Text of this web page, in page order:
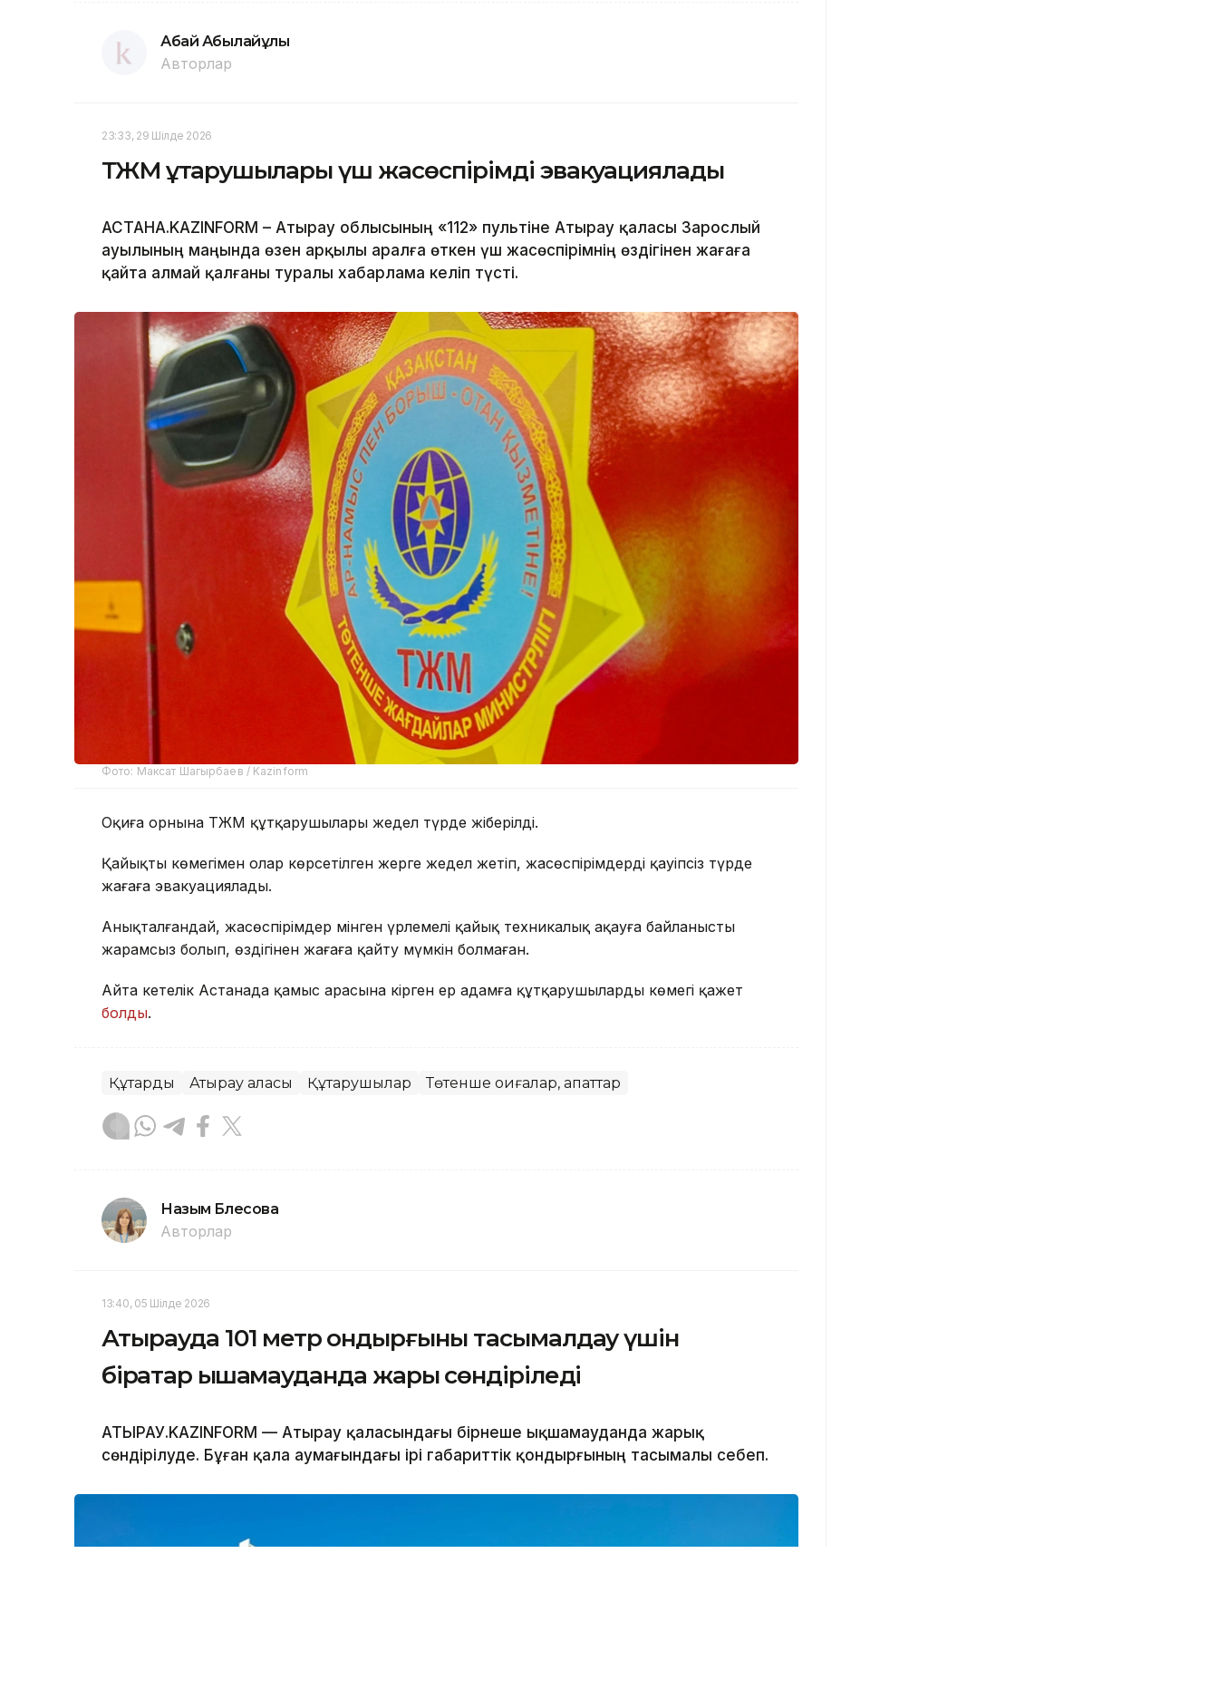
Абай Абылайұлы
Авторлар
23:33, 29 Шілде 2026
ТЖМ құтқарушылары үш жасөспірімді эвакуациялады
АСТАНА.KAZINFORM – Атырау облысының «112» пультіне Атырау қаласы Зарослый
ауылының маңында өзен арқылы аралға өткен үш жасөспірімнің өздігінен жағаға
қайта алмай қалғаны туралы хабарлама келіп түсті.
Фото: Максат Шагырбаев / Kazinform
Оқиға орнына ТЖМ құтқарушылары жедел түрде жіберілді.
Қайықтың көмегімен олар көрсетілген жерге жедел жетіп, жасөспірімдерді қауіпсіз түрде
жағаға эвакуациялады.
Анықталғандай, жасөспірімдер мінген үрлемелі қайық техникалық ақауға байланысты
жарамсыз болып, өздігінен жағаға қайту мүмкін болмаған.
Айта кетелік Астанада қамыс арасына кірген ер адамға құтқарушылардың көмегі қажет
болды.
Құтқарды Атырау қаласы Құтқарушылар Төтенше оқиғалар, апаттар
Назым Бөлесова
Авторлар
13:40, 05 Шілде 2026
Атырауда 101 метр қондырғыны тасымалдау үшін
бірқатар ықшамауданда жарық сөндіріледі
АТЫРАУ.KAZINFORM — Атырау қаласындағы бірнеше ықшамауданда жарық
сөндірілуде. Бұған қала аумағындағы ірі габариттік қондырғының тасымалы себеп.